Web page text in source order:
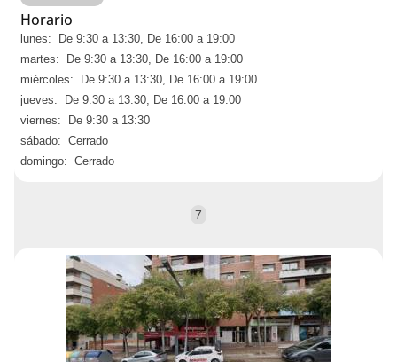
Horario
lunes: De 9:30 a 13:30, De 16:00 a 19:00
martes: De 9:30 a 13:30, De 16:00 a 19:00
miércoles: De 9:30 a 13:30, De 16:00 a 19:00
jueves: De 9:30 a 13:30, De 16:00 a 19:00
viernes: De 9:30 a 13:30
sábado: Cerrado
domingo: Cerrado
7